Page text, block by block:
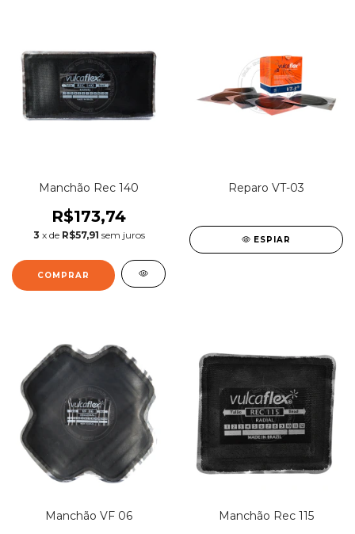
Manchão Rec 140
R$173,74
3 x de R$57,91 sem juros
Reparo VT-03
ESPIAR
Manchão VF 06 Manchão Rec 115